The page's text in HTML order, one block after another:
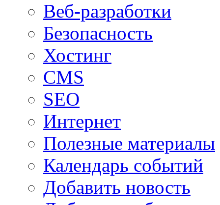
Веб-разработки
Безопасность
Хостинг
CMS
SEO
Интернет
Полезные материалы
Календарь событий
Добавить новость